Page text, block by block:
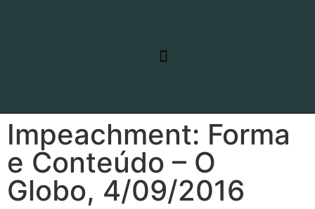
Impeachment: Forma
e Conteúdo – O
Globo, 4/09/2016